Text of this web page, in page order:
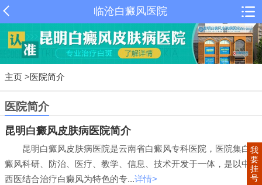
临沧白癜风医院
主页 >医院简介
医院简介
昆明白癜风皮肤病医院简介
昆明白癜风皮肤病医院是云南省白癜风专科医院，医院集白
癜风科研、防治、医疗、教学、信息、技术开发于一体，是以中
西医结合治疗白癜风为特色的专...详情>
我
要
挂
号